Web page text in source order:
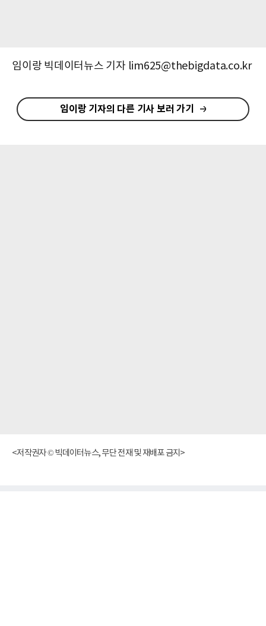
임이랑 빅데이터뉴스 기자 lim625@thebigdata.co.kr
임이랑 기자의 다른 기사 보러 가기
<저작권자 © 빅데이터뉴스, 무단 전재 및 재배포 금지>